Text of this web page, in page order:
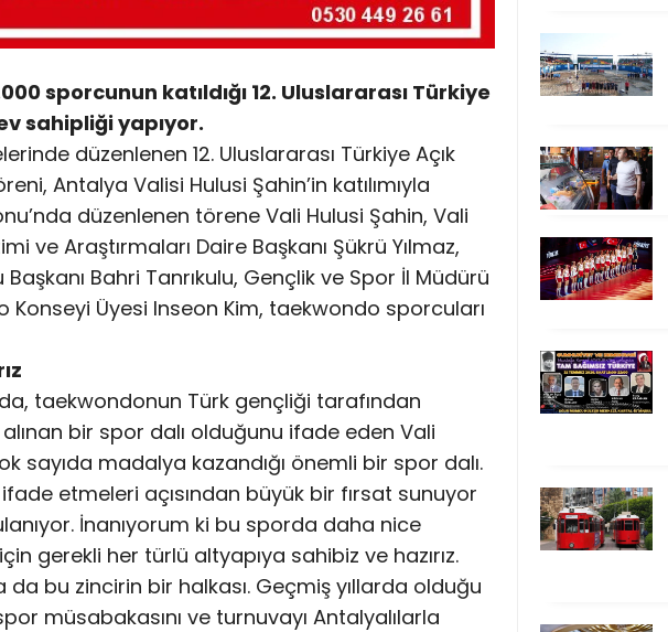
sporcunun katıldığı 12. Uluslararası Türkiye
sahipliği yapıyor.
düzenlenen 12. Uluslararası Türkiye Açık
Antalya Valisi Hulusi Şahin’in katılımıyla
düzenlenen törene Vali Hulusi Şahin, Vali
ve Araştırmaları Daire Başkanı Şükrü Yılmaz,
Bahri Tanrıkulu, Gençlik ve Spor İl Müdürü
Konseyi Üyesi Inseon Kim, taekwondo sporcuları
taekwondonun Türk gençliği tarafından
bir spor dalı olduğunu ifade eden Vali
sayıda madalya kazandığı önemli bir spor dalı.
etmeleri açısından büyük bir fırsat sunuyor
İnanıyorum ki bu sporda daha nice
gerekli her türlü altyapıya sahibiz ve hazırız.
bu zincirin bir halkası. Geçmiş yıllarda olduğu
müsabakasını ve turnuvayı Antalyalılarla